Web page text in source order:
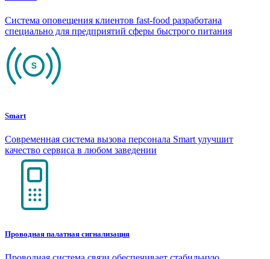
Система оповещения клиентов fast-food разработана
специально для предприятий сферы быстрого питания
Smart
Современная система вызова персонала Smart улучшит
качество сервиса в любом заведении
Проводная палатная сигнализация